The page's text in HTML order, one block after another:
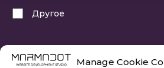
Manage Cookie
Другое